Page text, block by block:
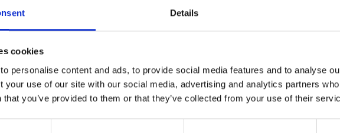
Details
cookies
personalise content and ads, to provide social media features and to analyse
your use of our site with our social media, advertising and analytics partners
that you’ve provided to them or that they’ve collected from your use of their